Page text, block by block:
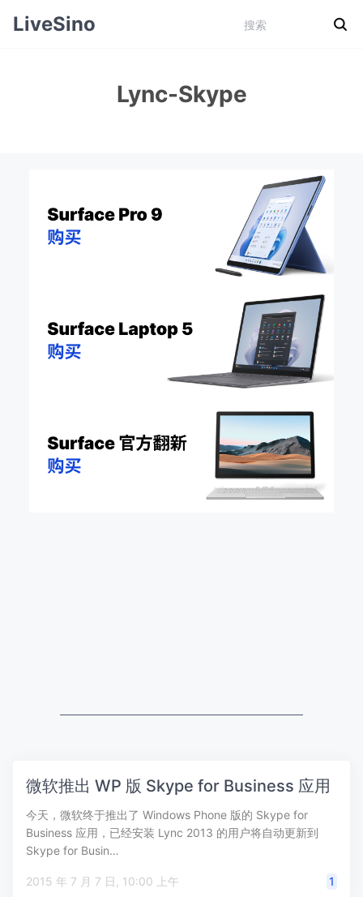
LiveSino
Lync-Skype
微软推出 WP 版 Skype for Business 应用
今天，微软终于推出了 Windows Phone 版的 Skype for
Business 应用，已经安装 Lync 2013 的用户将自动更新到
Skype for Busin…
2015 年 7 月 7 日, 10:00 上午 1